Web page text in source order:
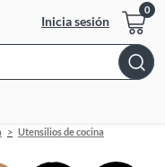
Inicia sesión
Utensilios de cocina